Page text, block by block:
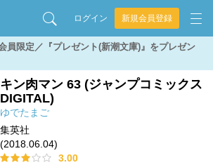
ログイン 新規会員登録
員限定／『プレゼント(新潮文庫)』をプレゼン
キン肉マン 63 (ジャンプコミックス
DIGITAL)
ゆでたまご
集英社
(2018.06.04)
3.00